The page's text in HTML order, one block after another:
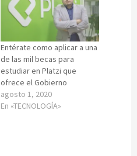
Entérate como aplicar a una
de las mil becas para
estudiar en Platzi que
ofrece el Gobierno
agosto 1, 2020
En «TECNOLOGÍA»